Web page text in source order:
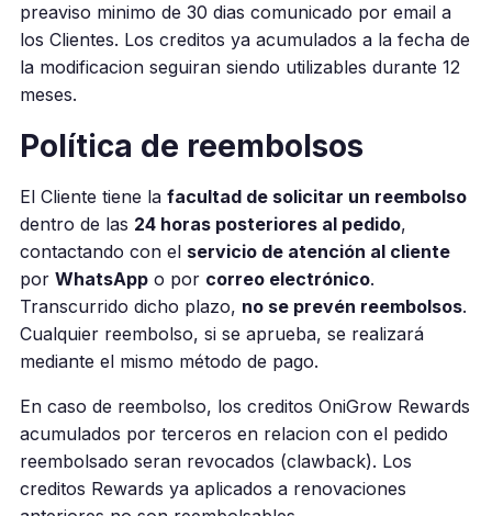
preaviso minimo de 30 dias comunicado por email a
los Clientes. Los creditos ya acumulados a la fecha de
la modificacion seguiran siendo utilizables durante 12
meses.
Política de reembolsos
El Cliente tiene la facultad de solicitar un reembolso
dentro de las 24 horas posteriores al pedido,
contactando con el servicio de atención al cliente
por WhatsAppo por correo electrónico.
Transcurrido dicho plazo, no se prevén reembolsos.
Cualquier reembolso, si se aprueba, se realizará
mediante el mismo método de pago.
En caso de reembolso, los creditos OniGrow Rewards
acumulados por terceros en relacion con el pedido
reembolsado seran revocados (clawback). Los
creditos Rewards ya aplicados a renovaciones